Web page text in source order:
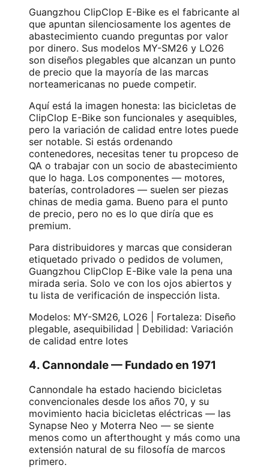
Guangzhou ClipClop E-Bike es el fabricante al
que apuntan silenciosamente los agentes de
abastecimiento cuando preguntas por valor
por dinero. Sus modelos MY-SM26 y LO26
son diseños plegables que alcanzan un punto
de precio que la mayoría de las marcas
norteamericanas no puede competir.
Aquí está la imagen honesta: las bicicletas de
ClipClop E-Bike son funcionales y asequibles,
pero la variación de calidad entre lotes puede
ser notable. Si estás ordenando
contenedores, necesitas tener tu propceso de
QA o trabajar con un socio de abastecimiento
que lo haga. Los componentes — motores,
baterías, controladores — suelen ser piezas
chinas de media gama. Bueno para el punto
de precio, pero no es lo que diría que es
premium.
Para distribuidores y marcas que consideran
etiquetado privado o pedidos de volumen,
Guangzhou ClipClop E-Bike vale la pena una
mirada seria. Solo ve con los ojos abiertos y
tu lista de verificación de inspección lista.
Modelos: MY-SM26, LO26 | Fortaleza: Diseño
plegable, asequibilidad | Debilidad: Variación
de calidad entre lotes
4. Cannondale — Fundado en 1971
Cannondale ha estado haciendo bicicletas
convencionales desde los años 70, y su
movimiento hacia bicicletas eléctricas — las
Synapse Neo y Moterra Neo — se siente
menos como un afterthought y más como una
extensión natural de su filosofía de marcos
primero.